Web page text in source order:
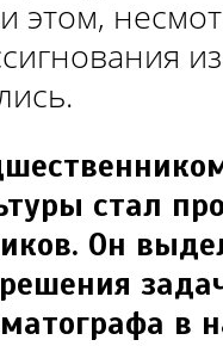
этом,
стал
Он
в